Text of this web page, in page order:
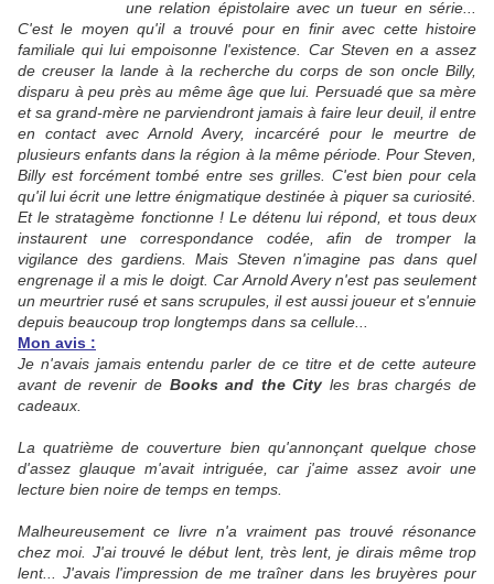
une relation épistolaire avec un tueur en série...
C'est le moyen qu'il a trouvé pour en finir avec cette histoire
familiale qui lui empoisonne l'existence. Car Steven en a assez
de creuser la lande à la recherche du corps de son oncle Billy,
disparu à peu près au même âge que lui. Persuadé que sa mère
et sa grand-mère ne parviendront jamais à faire leur deuil, il entre
en contact avec Arnold Avery, incarcéré pour le meurtre de
plusieurs enfants dans la région à la même période. Pour Steven,
Billy est forcément tombé entre ses grilles. C'est bien pour cela
qu'il lui écrit une lettre énigmatique destinée à piquer sa curiosité.
Et le stratagème fonctionne ! Le détenu lui répond, et tous deux
instaurent une correspondance codée, afin de tromper la
vigilance des gardiens. Mais Steven n'imagine pas dans quel
engrenage il a mis le doigt. Car Arnold Avery n'est pas seulement
un meurtrier rusé et sans scrupules, il est aussi joueur et s'ennuie
depuis beaucoup trop longtemps dans sa cellule...
Mon avis :
Je n'avais jamais entendu parler de ce titre et de cette auteure
avant de revenir deBooks and the Cityles bras chargés de
cadeaux.
La quatrième de couverture bien qu'annonçant quelque chose
d'assez glauque m'avait intriguée, car j'aime assez avoir une
lecture bien noire de temps en temps.
Malheureusement ce livre n'a vraiment pas trouvé résonance
chez moi. J'ai trouvé le début lent, très lent, je dirais même trop
lent... J'avais l'impression de me traîner dans les bruyères pour